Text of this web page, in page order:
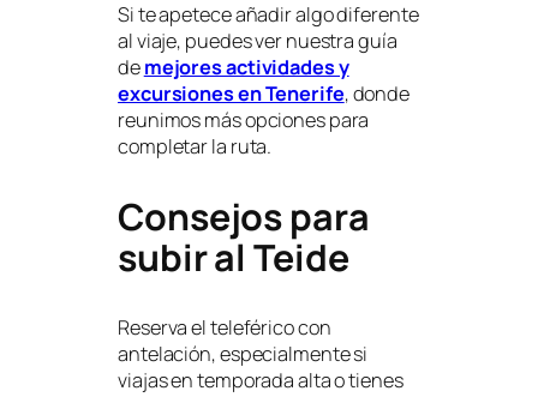
Si te apetece añadir algo diferente
al viaje, puedes ver nuestra guía
demejores actividades y
excursiones en Tenerife, donde
reunimos más opciones para
completar la ruta.
Consejos para
subir al Teide
Reserva el teleférico con
antelación, especialmente si
viajas en temporada alta o tienes